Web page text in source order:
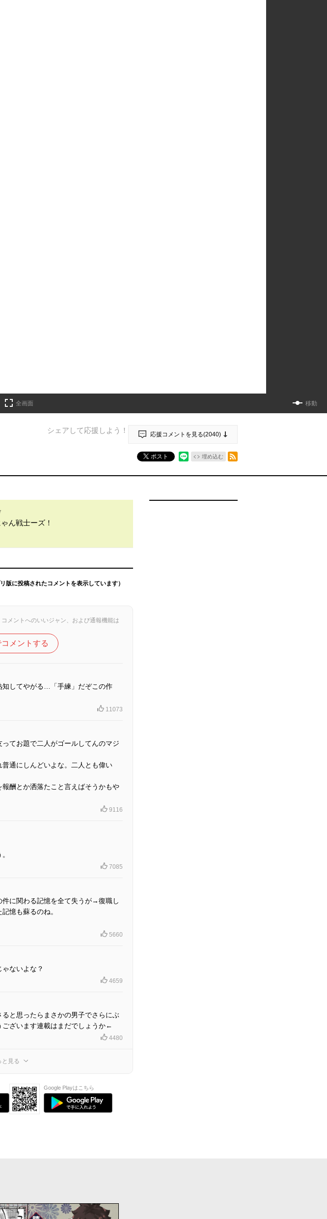
全画面 移動
シェアして応援しよう！ 応援コメントを見る(2040)
ポスト 埋め込む
ん戦士ーズ！
リ版に投稿されたコメントを表示しています）
メントへのいいジャン、および通報機能は
メントする
知してやがる…「手練」だぞこの作
11073
てお題で二人がゴールしてんのマジ
通にしんどいよな。二人とも偉い
酬とか洒落たこと言えばそうかもや
9116
7085
件に関わる記憶を全て失うが→復職し
憶も蘇るのね。
5660
ないよな？
4659
と思ったらまさかの男子でさらにぶ
ございます連載はまだでしょうか←
4480
と見る
Google Playはこちら